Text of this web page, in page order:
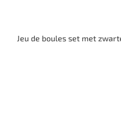
Jeu de boules set met